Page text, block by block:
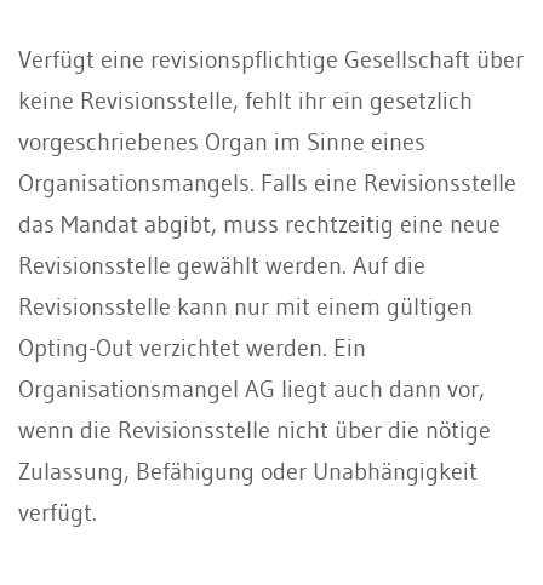
Verfügt eine revisionspflichtige Gesellschaft über
keine Revisionsstelle, fehlt ihr ein gesetzlich
vorgeschriebenes Organ im Sinne eines
Organisationsmangels. Falls eine Revisionsstelle
das Mandat abgibt, muss rechtzeitig eine neue
Revisionsstelle gewählt werden. Auf die
Revisionsstelle kann nur mit einem gültigen
Opting-Out verzichtet werden. Ein
Organisationsmangel AG liegt auch dann vor,
wenn die Revisionsstelle nicht über die nötige
Zulassung, Befähigung oder Unabhängigkeit
verfügt.